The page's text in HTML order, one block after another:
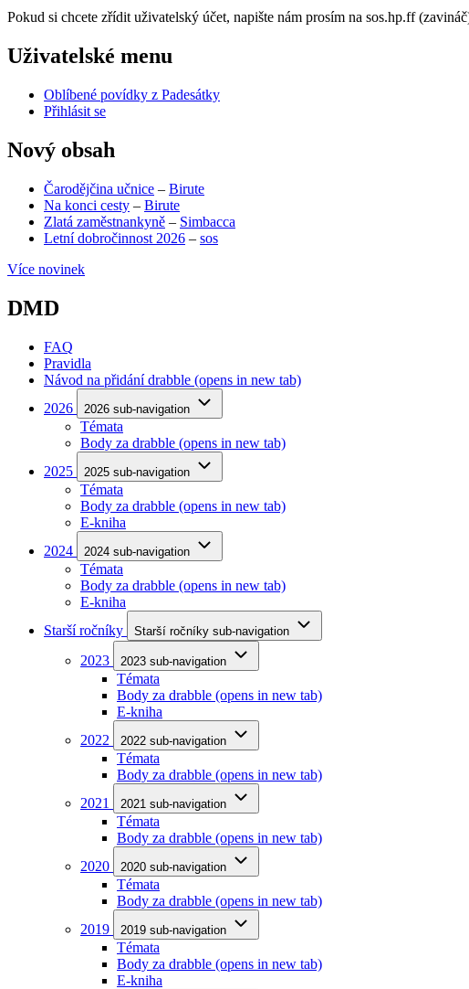
Pokud si chcete zřídit uživatelský účet, napište nám prosím na sos.hp.ff
Uživatelské menu
Oblíbené povídky z Padesátky
Přihlásit se
Nový obsah
Čarodějčina učnice – Birute
Na konci cesty – Birute
Zlatá zaměstnankyně – Simbacca
Letní dobročinnost 2026 – sos
Více novinek
DMD
FAQ
Pravidla
Návod na přidání drabble (opens in new tab)
2026
2026 sub-navigation
Témata
Body za drabble (opens in new tab)
2025
2025 sub-navigation
Témata
Body za drabble (opens in new tab)
E-kniha
2024
2024 sub-navigation
Témata
Body za drabble (opens in new tab)
E-kniha
Starší ročníky
Starší ročníky sub-navigation
2023 2023 sub-navigation
Témata
Body za drabble (opens in new tab)
E-kniha
2022
2022 sub-navigation
Témata
Body za drabble (opens in new tab)
2021
2021 sub-navigation
Témata
Body za drabble (opens in new tab)
2020
2020 sub-navigation
Témata
Body za drabble (opens in new tab)
2019
2019 sub-navigation
Témata
Body za drabble (opens in new tab)
E-kniha